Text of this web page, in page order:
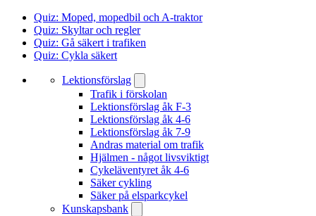
Quiz: Moped, mopedbil och A-traktor
Quiz: Skyltar och regler
Quiz: Gå säkert i trafiken
Quiz: Cykla säkert
Lektionsförslag
Trafik i förskolan
Lektionsförslag åk F-3
Lektionsförslag åk 4-6
Lektionsförslag åk 7-9
Andras material om trafik
Hjälmen - något livsviktigt
Cykeläventyret åk 4-6
Säker cykling
Säker på elsparkcykel
Kunskapsbank